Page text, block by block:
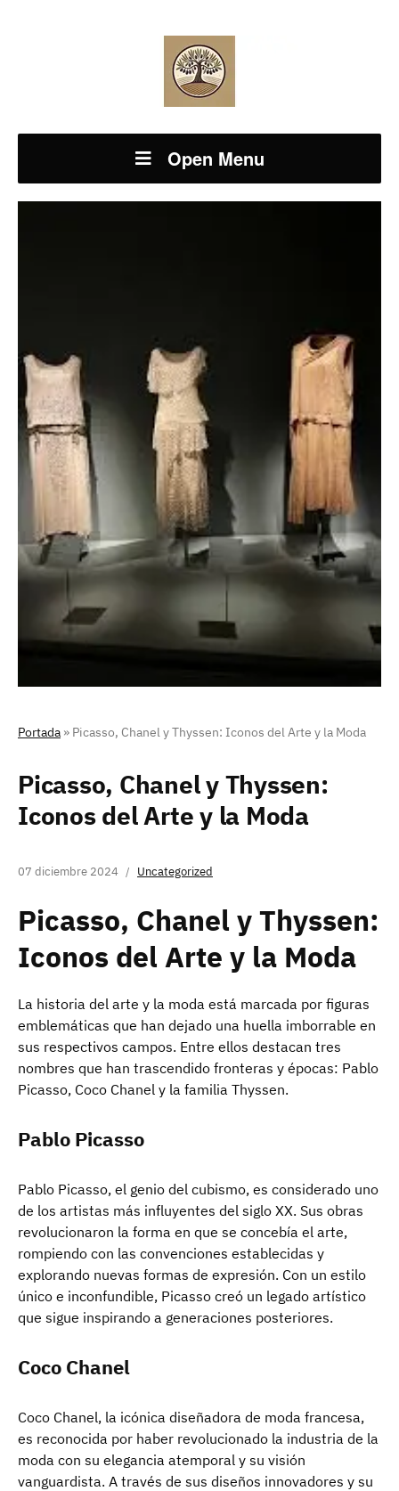
Open Menu
Portada » Picasso, Chanel y Thyssen: Iconos del Arte y la Moda
Picasso, Chanel y Thyssen:
Iconos del Arte y la Moda
07 diciembre 2024 Uncategorized
Picasso, Chanel y Thyssen:
Iconos del Arte y la Moda
La historia del arte y la moda está marcada por figuras
emblemáticas que han dejado una huella imborrable en
sus respectivos campos. Entre ellos destacan tres
nombres que han trascendido fronteras y épocas: Pablo
Picasso, Coco Chanel y la familia Thyssen.
Pablo Picasso
Pablo Picasso, el genio del cubismo, es considerado uno
de los artistas más influyentes del siglo XX. Sus obras
revolucionaron la forma en que se concebía el arte,
rompiendo con las convenciones establecidas y
explorando nuevas formas de expresión. Con un estilo
único e inconfundible, Picasso creó un legado artístico
que sigue inspirando a generaciones posteriores.
Coco Chanel
Coco Chanel, la icónica diseñadora de moda francesa,
es reconocida por haber revolucionado la industria de la
moda con su elegancia atemporal y su visión
vanguardista. A través de sus diseños innovadores y su